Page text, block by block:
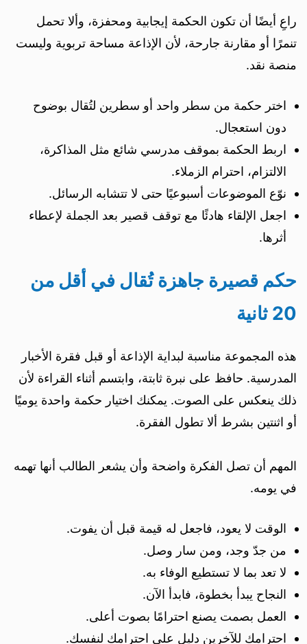
راعِ أيضًا أن تكون الحكمة إيجابية ومحفزة، وألا تحمل
تنمرًا أو مقارنة جارحة، لأن الإذاعة مساحة تربوية وليست
منصة نقد.
اختر حكمة من سطر واحد أو سطرين لتُقال بوضوح
دون استعجال.
اربط الحكمة بموقف مدرسي شائع مثل المذاكرة،
الالتزام، احترام الزملاء.
نوّع الموضوعات أسبوعيًا حتى لا تتشابه الرسائل.
اجعل الإلقاء هادئًا مع توقف قصير بعد الجملة لإعطاء
أثرها.
حكم قصيرة جاهزة تُقال في أقل من
20 ثانية
هذه المجموعة مناسبة لبداية الإذاعة أو قبل فقرة الأخبار
المدرسية. حافظ على نبرة ثابتة، وابتسم أثناء القراءة لأن
ذلك ينعكس على الصوت. يمكنك اختيار حكمة واحدة يوميًا
أو اثنتين بشرط ألا تطول الفقرة.
المهم أن تصل الفكرة واضحة وأن يشعر الطالب أنها تهمه
في يومه.
الوقت لا يعود، فاجعل له قيمة قبل أن يفوت.
من جدّ وجد، ومن سار وصل.
لا تعد بما لا تستطيع الوفاء به.
النجاح يبدأ بخطوة، فابدأ الآن.
العمل بصمت يصنع احترامًا بصوت أعلى.
احترامك للآخرين دليل على احترامك لنفسك.